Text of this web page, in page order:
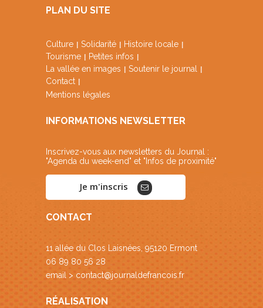
PLAN DU SITE
Culture Solidarité
Histoire locale
Tourisme
Petites infos
La vallée en images
Soutenir le journal
Contact
Mentions légales
INFORMATIONS NEWSLETTER
Inscrivez-vous aux newsletters du Journal :
"Agenda du week-end" et "Infos de proximité"
Je m'inscris
CONTACT
11 allée du Clos Laisnées, 95120 Ermont
06 89 80 56 28
email > contact@journaldefrancois.fr
RÉALISATION